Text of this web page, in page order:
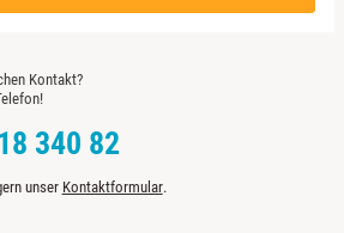
Kontakt?
340 82
unser Kontaktformular.